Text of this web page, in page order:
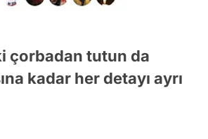
çorbadan tutun da
kadar her detayı ayrı